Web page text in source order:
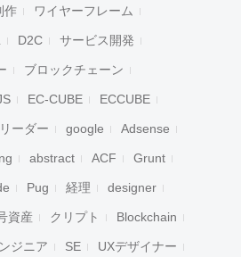
作 ワイヤーフレーム
D2C サービス開発
ブロックチェーン
EC-CUBE ECCUBE
リーダー google Adsense
abstract ACF Grunt
Pug 経理 designer
資産 クリプト Blockchain
ジニア SE UXデザイナー